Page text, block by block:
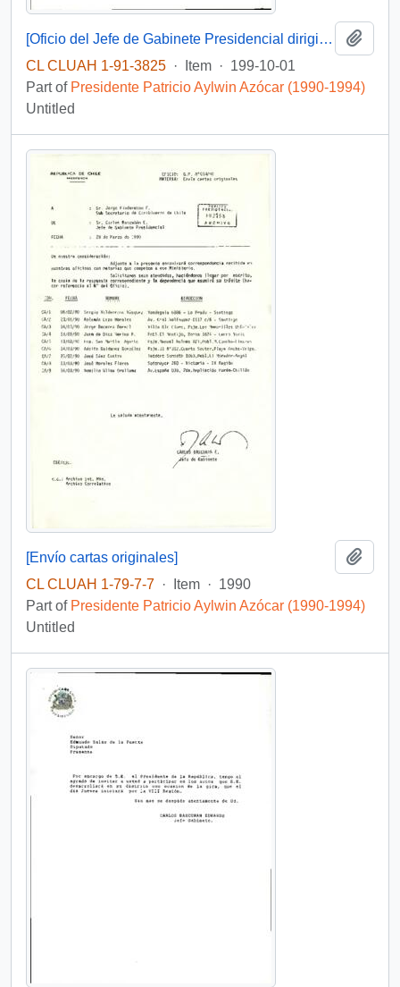
[Oficio del Jefe de Gabinete Presidencial dirigido al Superintendente de Valores y Seguros]
CL CLUAH 1-91-3825 · Item · 199-10-01
Part of Presidente Patricio Aylwin Azócar (1990-1994)
Untitled
[Envío cartas originales]
CL CLUAH 1-79-7-7 · Item · 1990
Part of Presidente Patricio Aylwin Azócar (1990-1994)
Untitled